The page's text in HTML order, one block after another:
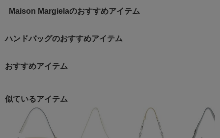
Maison Margielaのおすすめアイテム
ハンドバッグのおすすめアイテム
おすすめアイテム